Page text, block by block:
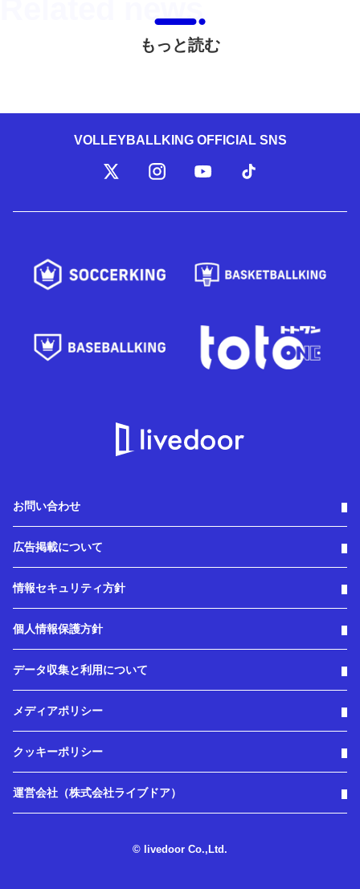
もっと読む
VOLLEYBALLKING OFFICIAL SNS
お問い合わせ
広告掲載について
情報セキュリティ方針
個人情報保護方針
データ収集と利用について
メディアポリシー
クッキーポリシー
運営会社（株式会社ライブドア）
© livedoor Co.,Ltd.